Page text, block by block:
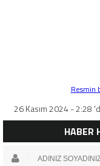
Resmin
26 Kasım 2024 - 2:28
HABER